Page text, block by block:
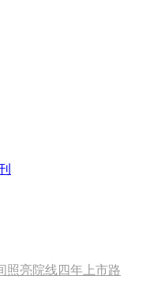
照亮院线四年上市路